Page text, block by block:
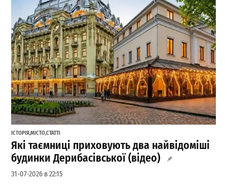
ІСТОРІЯ,МІСТО,СТАТТІ
Які таємниці приховують два найвідоміші
будинки Дерибасівської (відео)
31-07-2026 в 22:15